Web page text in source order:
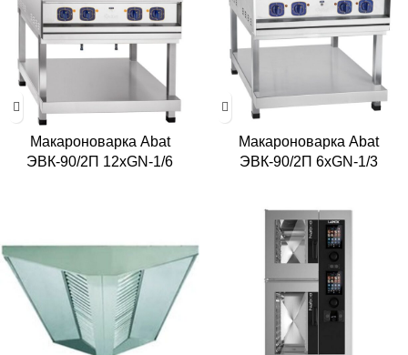
Макароноварка Abat
ЭВК-90/2П 12хGN-1/6
Макароноварка Abat
ЭВК-90/2П 6хGN-1/3